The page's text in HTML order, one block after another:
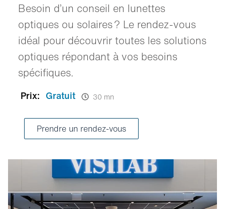
Besoin d’un conseil en lunettes
optiques ou solaires ? Le rendez-vous
idéal pour découvrir toutes les solutions
optiques répondant à vos besoins
spécifiques.
Prix: Gratuit 30 mn
Prendre un rendez-vous